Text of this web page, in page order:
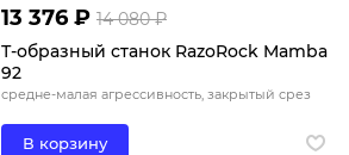
13 376 ₽ 14 080 ₽
Т-образный станок RazoRock Mamba
92
средне-малая агрессивность, закрытый срез
В корзину